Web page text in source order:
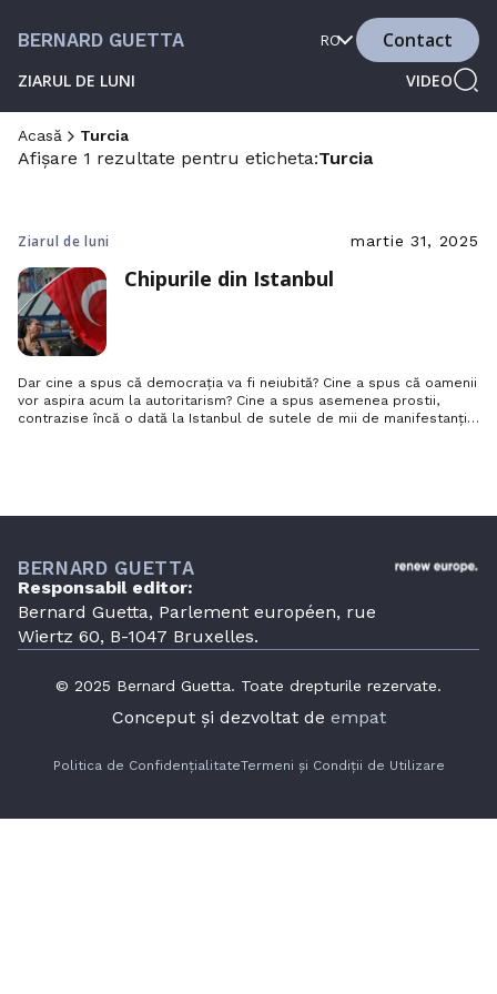
BERNARD GUETTA
ZIARUL DE LUNI VIDEO
RO Contact
Acasă Turcia
Afișare 1 rezultate pentru eticheta:Turcia
Ziarul de luni martie 31, 2025
Chipurile din Istanbul
Dar cine a spus că democrația va fi neiubită? Cine a spus că oamenii
vor aspira acum la autoritarism? Cine a spus asemenea prostii,
contrazise încă o dată la Istanbul de sutele de mii de manifestanți
BERNARD GUETTA
Responsabil editor:
Bernard Guetta, Parlement européen, rue
Wiertz 60, B-1047 Bruxelles.
© 2025 Bernard Guetta. Toate drepturile rezervate.
Conceput și dezvoltat de empat
Politica de ConfidențialitateTermeni și Condiții de Utilizare